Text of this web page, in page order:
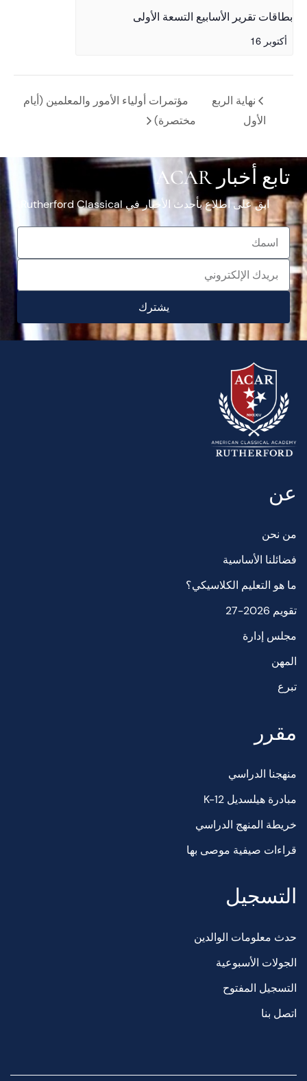
بطاقات تقرير الأسابيع التسعة الأولى
أكتوبر 16
نهاية الربع
الأول
مؤتمرات أولياء الأمور والمعلمين (أيام
مختصرة)
تابع أخبار ACAR
ابق على اطلاع بأحدث الأخبار في Rutherford Classical.
يشترك
عن
من نحن
فضائلنا الأساسية
ما هو التعليم الكلاسيكي؟
تقويم 2026-27
مجلس إدارة
المهن
تبرع
مقرر
منهجنا الدراسي
مبادرة هيلسديل K-12
خريطة المنهج الدراسي
قراءات صيفية موصى بها
التسجيل
حدث معلومات الوالدين
الجولات الأسبوعية
التسجيل المفتوح
اتصل بنا